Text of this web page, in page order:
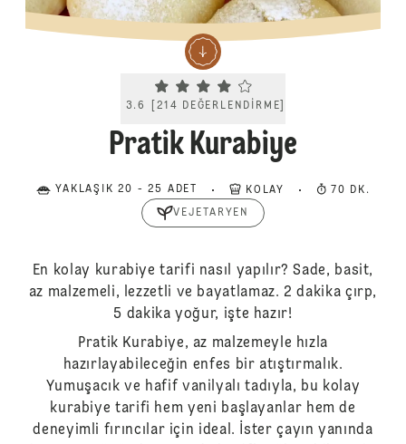
Current rating 3.6. Click to rate.
3.6 214 DEĞERLENDIRME
Pratik Kurabiye
YAKLAŞIK 20 - 25 ADET KOLAY 70 DK.
VEJETARYEN
En kolay kurabiye tarifi nasıl yapılır? Sade, basit,
az malzemeli, lezzetli ve bayatlamaz. 2 dakika çırp,
5 dakika yoğur, işte hazır!
Pratik Kurabiye, az malzemeyle hızla
hazırlayabileceğin enfes bir atıştırmalık.
Yumuşacık ve hafif vanilyalı tadıyla, bu kolay
kurabiye tarifi hem yeni başlayanlar hem de
deneyimli fırıncılar için ideal. İster çayın yanında